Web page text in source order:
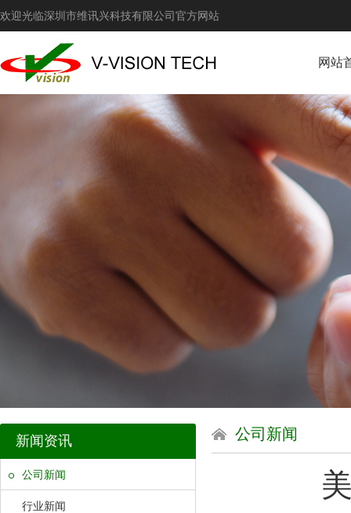
欢迎光临深圳市维讯兴科技有限公司官方网站
网站
新闻资讯
公司新闻
行业新闻
公司新闻